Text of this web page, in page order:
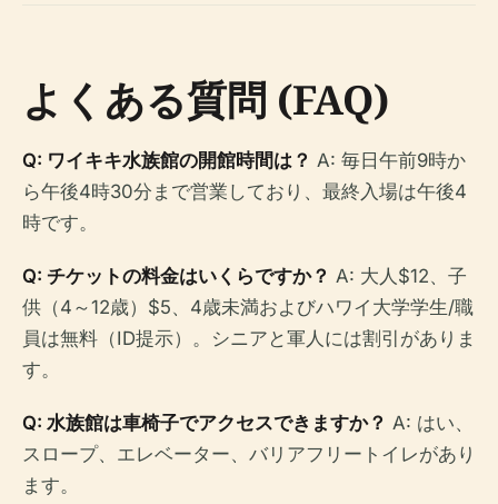
よくある質問 (FAQ)
Q: ワイキキ水族館の開館時間は？ A: 毎日午前9時か
ら午後4時30分まで営業しており、最終入場は午後4
時です。
Q: チケットの料金はいくらですか？ A: 大人$12、子
供（4～12歳）$5、4歳未満およびハワイ大学学生/職
員は無料（ID提示）。シニアと軍人には割引がありま
す。
Q: 水族館は車椅子でアクセスできますか？ A: はい、
スロープ、エレベーター、バリアフリートイレがあり
ます。